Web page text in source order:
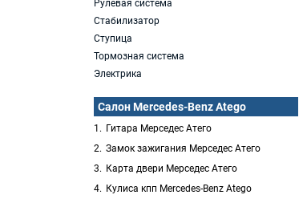
Рулевая система
Стабилизатор
Ступица
Тормозная система
Электрика
Салон Mercedes-Benz Atego
Гитара Мерседес Атего
Замок зажигания Мерседес Атего
Карта двери Мерседес Атего
Кулиса кпп Mercedes-Benz Atego